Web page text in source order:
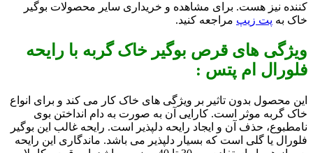
کننده نیز هست. برای مشاهده و خریداری سایر محصولات بوگیر
خاک به پت زیپ مراجعه کنید.
ویژگی های قرص بوگیر خاک گربه با رایحه
فلورال ام پتس :
این محصول بدون تاثیر بر ویژگی های خاک کار می کند و برای انواع
خاک گربه موثر است. کارایی آن به صورت به دام انداختن بوی
نامطبوع، حذف آن و ایجاد رایحه دلپذیر است. رایحه غالب این بوگیر
فلورال یا گلی است که بسیار دلپذیر می باشد. ماندگاری این رایحه